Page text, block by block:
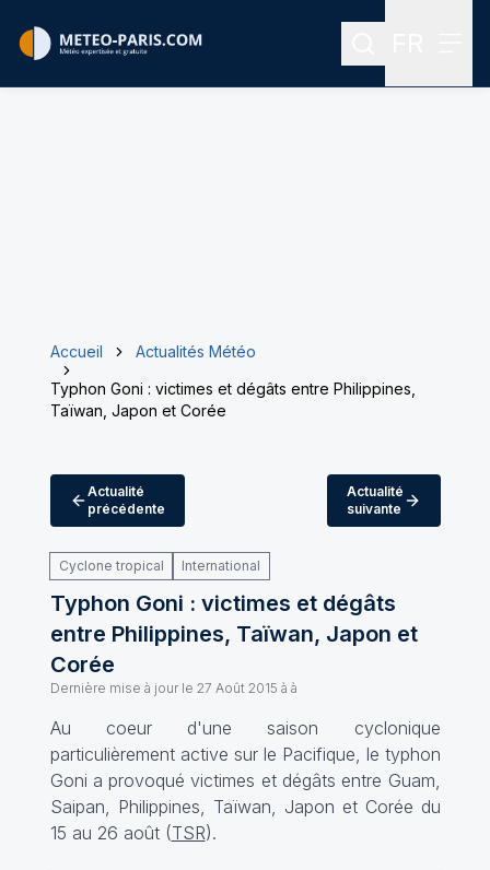
Rechercher
Accueil
Actualités Météo
Typhon Goni : victimes et dégâts entre Philippines,
Taïwan, Japon et Corée
Actualité
précédente
Actualité
suivante
Cyclone tropical International
Typhon Goni : victimes et dégâts
entre Philippines, Taïwan, Japon et
Corée
Dernière mise à jour le 27 Août 2015 à à
Au coeur d'une saison cyclonique
particulièrement active sur le Pacifique, le typhon
Goni a provoqué victimes et dégâts entre Guam,
Saipan, Philippines, Taïwan, Japon et Corée du
15 au 26 août (TSR).